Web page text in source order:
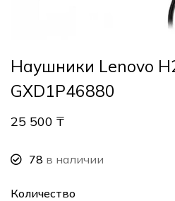
Наушники Lenovo
GXD1P46880
25 500 ₸
78 в наличии
Количество